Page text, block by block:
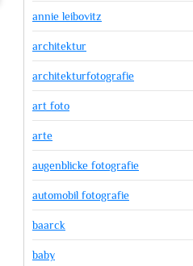
annie leibovitz
architektur
architekturfotografie
art foto
arte
augenblicke fotografie
automobil fotografie
baarck
baby